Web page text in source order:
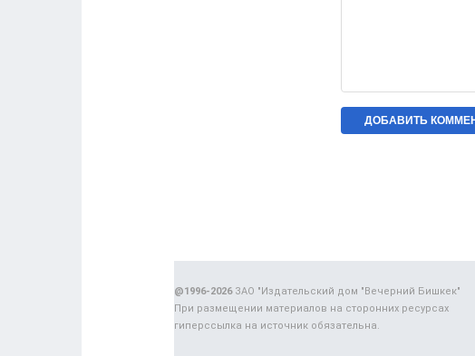
@1996-2026ЗАО "Издательский дом "Вечерний Бишкек"
При размещении материалов на сторонних ресурсах
гиперссылка на источник обязательна.